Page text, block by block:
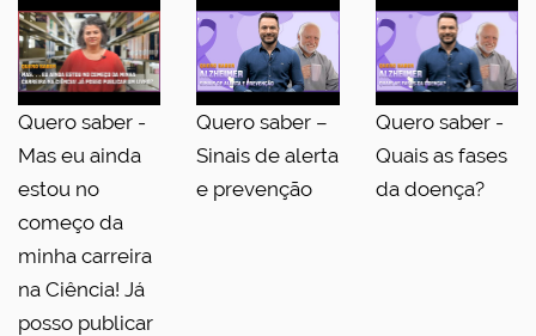
Quero saber -
Mas eu ainda
estou no
começo da
minha carreira
na Ciência! Já
posso publicar
Quero saber –
Sinais de alerta
e prevenção
Quero saber -
Quais as fases
da doença?